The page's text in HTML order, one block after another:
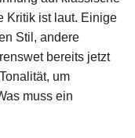
Kritik ist laut. Einige
Stil, andere
bereits jetzt
um
muss ein